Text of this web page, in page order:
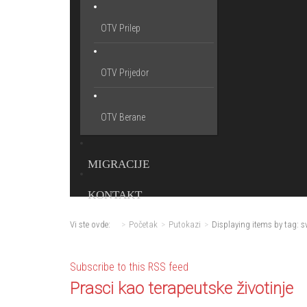
OTV Prilep
OTV Prijedor
OTV Berane
MIGRACIJE
KONTAKT
Vi ste ovde: Početak Putokazi Displaying items by tag:
Subscribe to this RSS feed
Prasci kao terapeutske životinje